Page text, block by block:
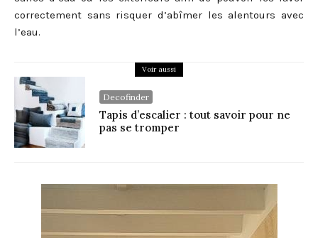
correctement sans risquer d’abîmer les alentours avec
l’eau.
Voir aussi
Decofinder
Tapis d’escalier : tout savoir pour ne
pas se tromper